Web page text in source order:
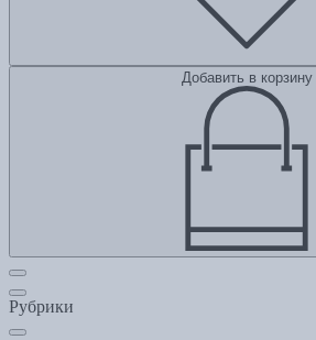
Добавить в корзину
Рубрики